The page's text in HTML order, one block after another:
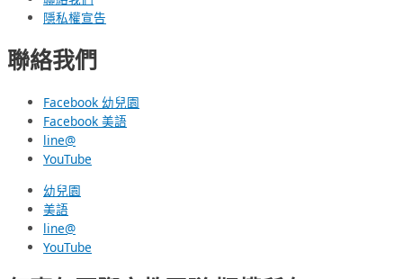
隱私權宣告
聯絡我們
Facebook 幼兒園
Facebook 美語
line@
YouTube
幼兒園
美語
line@
YouTube